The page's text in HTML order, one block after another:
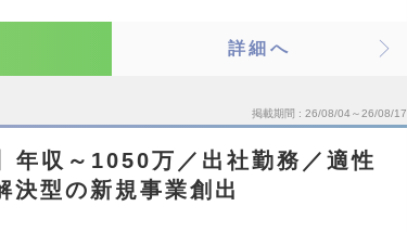
詳細へ
掲載期間 26/08/04～26/08/17
年収～1050万／出社勤務／適性
決型の新規事業創出